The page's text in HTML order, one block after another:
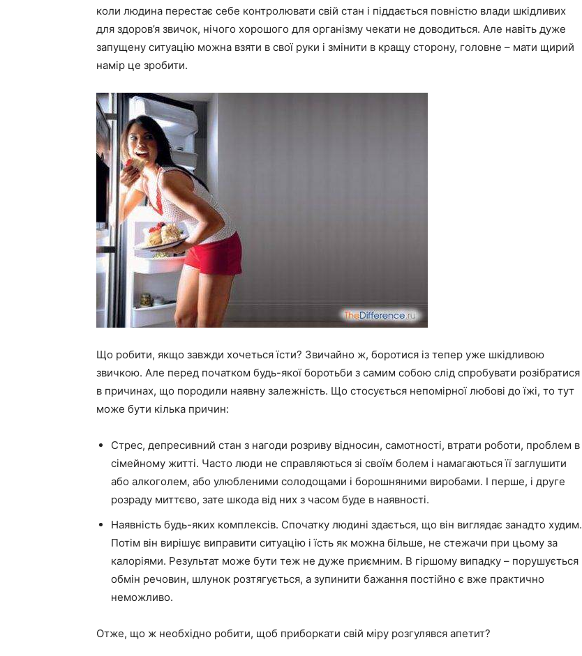
коли людина перестає себе контролювати свій стан і піддається повністю влади шкідливих
для здоров’я звичок, нічого хорошого для організму чекати не доводиться. Але навіть дуже
запущену ситуацію можна взяти в свої руки і змінити в кращу сторону, головне – мати щирий
намір це зробити.
Що робити, якщо завжди хочеться їсти? Звичайно ж, боротися із тепер уже шкідливою
звичкою. Але перед початком будь-якої боротьби з самим собою слід спробувати розібратися
в причинах, що породили наявну залежність. Що стосується непомірної любові до їжі, то тут
може бути кілька причин:
Стрес, депресивний стан з нагоди розриву відносин, самотності, втрати роботи, проблем в
сімейному житті. Часто люди не справляються зі своїм болем і намагаються її заглушити
або алкоголем, або улюбленими солодощами і борошняними виробами. І перше, і друге
розраду миттєво, зате шкода від них з часом буде в наявності.
Наявність будь-яких комплексів. Спочатку людині здається, що він виглядає занадто худим.
Потім він вирішує виправити ситуацію і їсть як можна більше, не стежачи при цьому за
калоріями. Результат може бути теж не дуже приємним. В гіршому випадку – порушується
обмін речовин, шлунок розтягується, а зупинити бажання постійно є вже практично
неможливо.
Отже, що ж необхідно робити, щоб приборкати свій міру розгулявся апетит?